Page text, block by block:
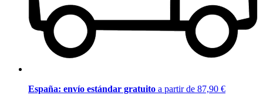
España: envío estándar gratuito a partir de 87,90 €